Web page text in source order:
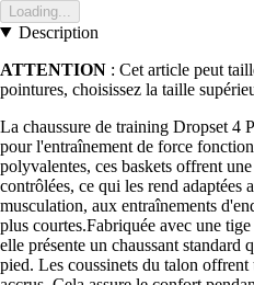
Loading...
Description
ATTENTION : Cet article peut
pointures, choisissez la taille
La chaussure de training Dropset 4
pour l'entraînement de force
polyvalentes, ces baskets offrent
contrôlées, ce qui les rend adaptées
musculation, aux entraînements
plus courtes.Fabriquée avec une
elle présente un chaussant standard
pied. Les coussinets du talon